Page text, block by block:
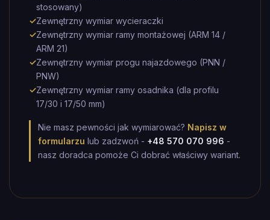
stosowany)
✓Zewnętrzny wymiar wycieraczki
✓Zewnętrzny wymiar ramy montażowej (ARM 14 /
ARM 21)
✓Zewnętrzny wymiar progu najazdowego (PNN /
PNW)
✓Zewnętrzny wymiar ramy osadnika (dla profilu
17/30 i 17/50 mm)
Nie masz pewności jak wymiarować? Napisz w
formularzu lub zadzwoń - +48 570 070 996 -
nasz doradca pomoże Ci dobrać właściwy wariant.